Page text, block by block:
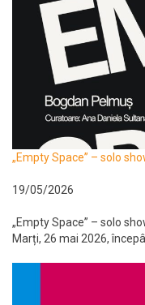
„Empty Space” – solo
19/05/2026
„Empty Space” – solo
Marți, 26 mai 2026,